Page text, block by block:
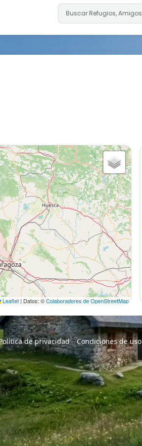
Leaflet | Datos: ©Colaboradores de OpenStreetMap
de privacidad Condiciones de uso